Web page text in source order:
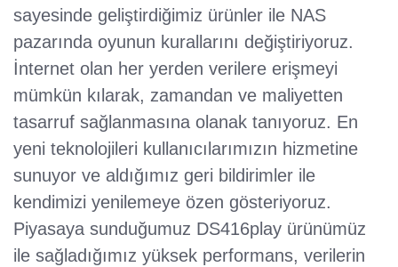
sayesinde geliştirdiğimiz ürünler ile NAS
pazarında oyunun kurallarını değiştiriyoruz.
İnternet olan her yerden verilere erişmeyi
mümkün kılarak, zamandan ve maliyetten
tasarruf sağlanmasına olanak tanıyoruz. En
yeni teknolojileri kullanıcılarımızın hizmetine
sunuyor ve aldığımız geri bildirimler ile
kendimizi yenilemeye özen gösteriyoruz.
Piyasaya sunduğumuz DS416play ürünümüz
ile sağladığımız yüksek performans, verilerin